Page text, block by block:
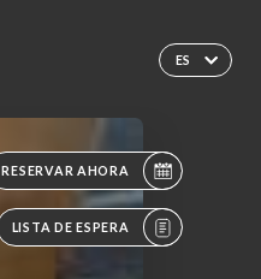
ES
RESERVAR AHORA
LISTA DE ESPERA